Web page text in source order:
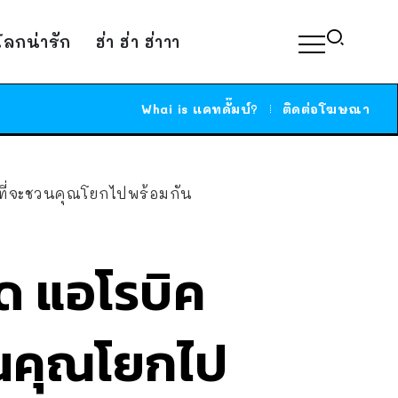
กน่ารัก ฮ่า ฮ่า ฮ่าาา
Whai is แคทดั๊มบ์? ติดต่อโฆษณา
จะชวนคุณโยกไปพร้อมกัน
แอโรบิค
คุณโยกไป